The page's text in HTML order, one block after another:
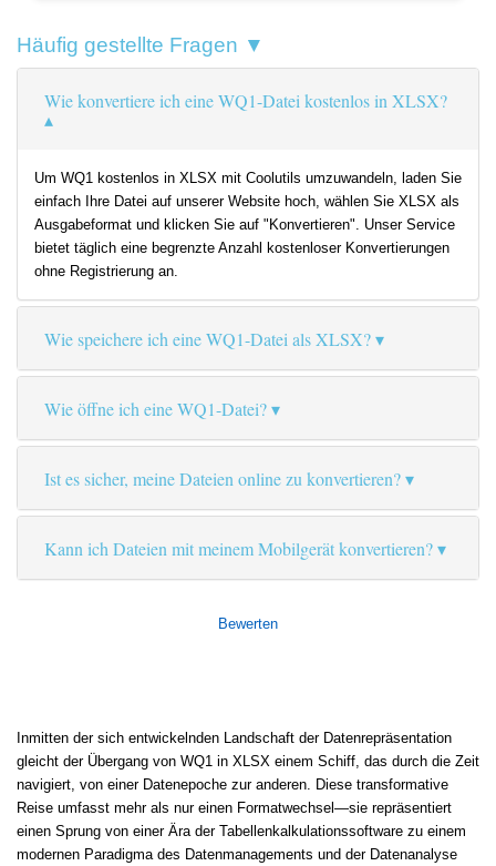
Häufig gestellte Fragen ▼
Wie konvertiere ich eine WQ1-Datei kostenlos in XLSX?
Um WQ1 kostenlos in XLSX mit Coolutils umzuwandeln, laden Sie
einfach Ihre Datei auf unserer Website hoch, wählen Sie XLSX als
Ausgabeformat und klicken Sie auf "Konvertieren". Unser Service
bietet täglich eine begrenzte Anzahl kostenloser Konvertierungen
ohne Registrierung an.
Wie speichere ich eine WQ1-Datei als XLSX?
Wie öffne ich eine WQ1-Datei?
Ist es sicher, meine Dateien online zu konvertieren?
Kann ich Dateien mit meinem Mobilgerät konvertieren?
Bewerten
Inmitten der sich entwickelnden Landschaft der Datenrepräsentation
gleicht der Übergang von WQ1 in XLSX einem Schiff, das durch die Zeit
navigiert, von einer Datenepoche zur anderen. Diese transformative
Reise umfasst mehr als nur einen Formatwechsel—sie repräsentiert
einen Sprung von einer Ära der Tabellenkalkulationssoftware zu einem
modernen Paradigma des Datenmanagements und der Datenanalyse